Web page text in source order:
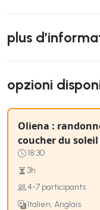
plus
opzioni
Oliena :
coucher du soleil
18:30
3h
4-7 participants
Italien, Anglais